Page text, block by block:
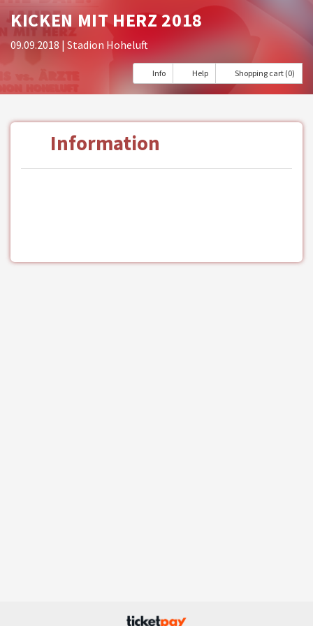
KICKEN MIT HERZ 2018
09.09.2018 | Stadion Hoheluft
Info Help Shopping cart (0)
Information